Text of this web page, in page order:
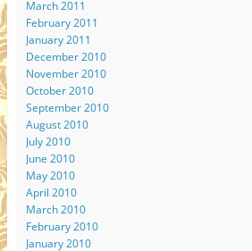
March 2011
February 2011
January 2011
December 2010
November 2010
October 2010
September 2010
August 2010
July 2010
June 2010
May 2010
April 2010
March 2010
February 2010
January 2010